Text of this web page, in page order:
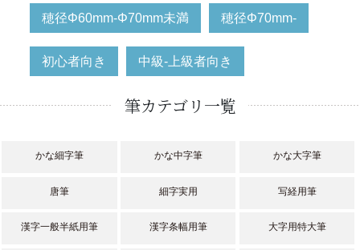
穂径Φ60mm-Φ70mm未満 穂径Φ70mm-
初心者向き 中級-上級者向き
筆カテゴリ一覧
かな細字筆 かな中字筆 かな大字筆
唐筆 細字実用 写経用筆
漢字一般半紙用筆 漢字条幅用筆 大字用特大筆